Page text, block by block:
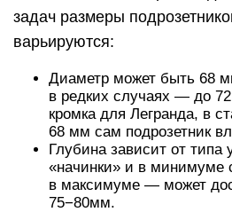
задач размеры
варьируются:
Диаметр может быть 68
в редких случаях — до
кромка для Легранда, в
68 мм сам подрозетник
Глубина зависит от типа
«начинки» и в минимуме
в максимуме — может
75−80мм.